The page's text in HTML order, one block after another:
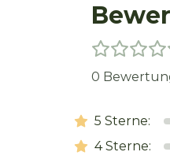
0
5 Sterne:
4Sterne: